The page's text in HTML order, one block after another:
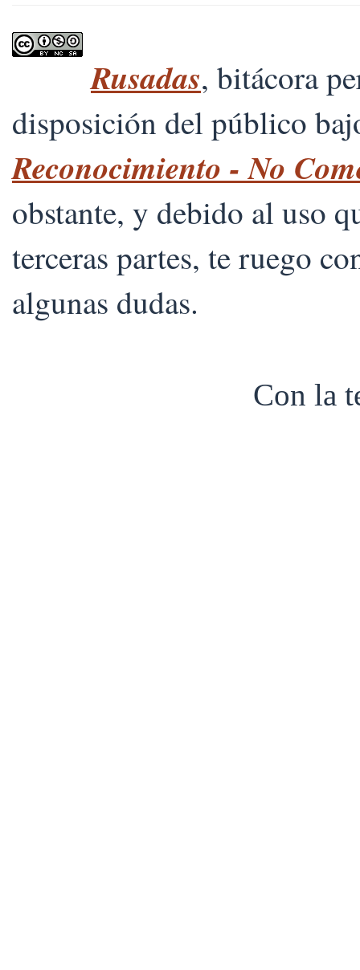
Rusadas, bitácora
disposición del público
Reconocimiento - No
obstante, y debido al uso
terceras partes, te ruego
algunas dudas.
Con la